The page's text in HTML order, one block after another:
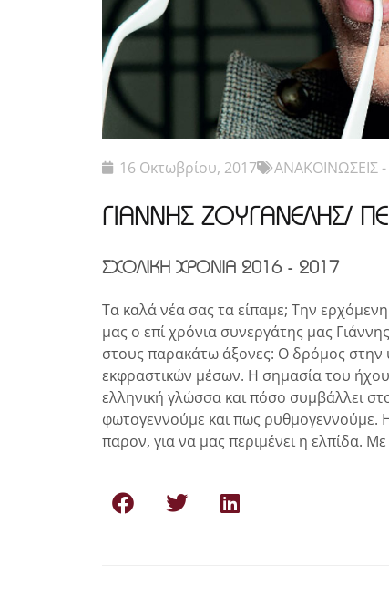
16 Οκτωβρίου, 2017 ΑΝΑΚΟΙΝΩΣΕΙΣ
ΓΙΑΝΝΗΣ ΖΟΥΓΑΝΕΛΗΣ/
ΣΧΟΛΙΚΗ ΧΡΟΝΙΑ 2016 - 2017
Τα καλά νέα σας τα είπαμε; Την
μας ο επί χρόνια συνεργάτης μας
στους παρακάτω άξονες: Ο δρόμος στην
εκφραστικών μέσων. Η σημασία του
ελληνική γλώσσα και πόσο συμβάλλει
φωτογεννούμε και πως ρυθμογεννούμε.
παρον, για να μας περιμένει η ελπίδα.